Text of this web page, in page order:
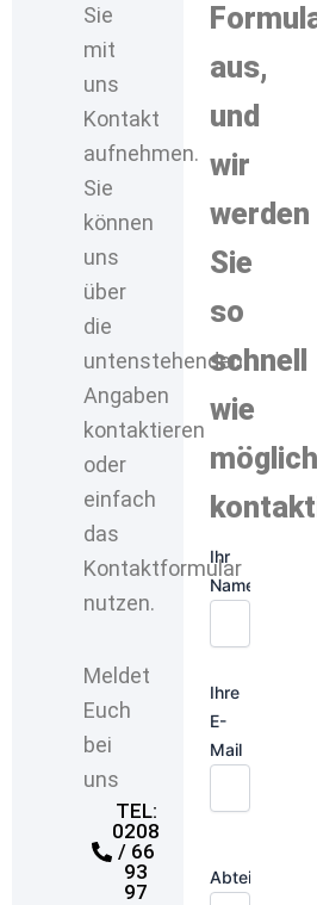
Sie
mit
uns
Kontakt
aufnehmen.
Sie
können
uns
über
die
untenstehenden
Angaben
kontaktieren
oder
einfach
das
Kontaktformular
nutzen.
Meldet
Euch
bei
uns
TEL:
0208
/ 66
93
97
aus,
und
wir
werden
Sie
so
schnell
wie
möglich
Ihr
Name
Ihre
E-
Mail
Abteilung: